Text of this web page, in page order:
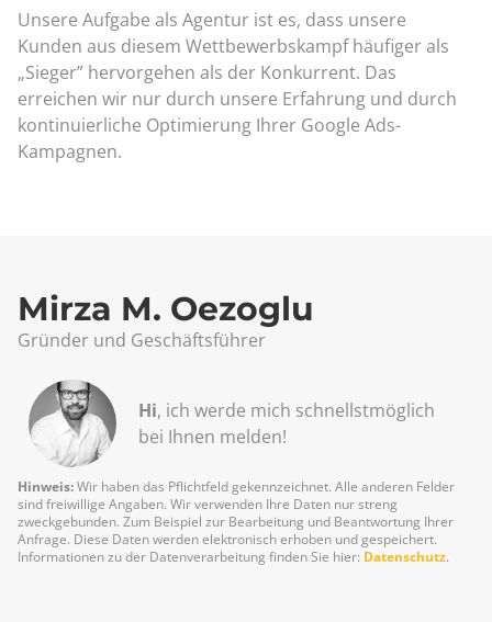
Unsere Aufgabe als Agentur ist es, dass unsere
Kunden aus diesem Wettbewerbskampf häufiger als
„Sieger” hervorgehen als der Konkurrent. Das
erreichen wir nur durch unsere Erfahrung und durch
kontinuierliche Optimierung Ihrer Google Ads-
Kampagnen.
Mirza M. Oezoglu
Gründer und Geschäftsführer
Hi, ich werde mich schnellst­möglich
bei Ihnen melden!
Hinweis:Wir haben das Pflichtfeld gekennzeichnet. Alle anderen Felder
sind freiwillige Angaben. Wir verwenden Ihre Daten nur streng
zweckgebunden. Zum Beispiel zur Bearbeitung und Beantwortung Ihrer
Anfrage. Diese Daten werden elektronisch erhoben und gespeichert.
Informationen zu der Datenverarbeitung finden Sie hier: Datenschutz.